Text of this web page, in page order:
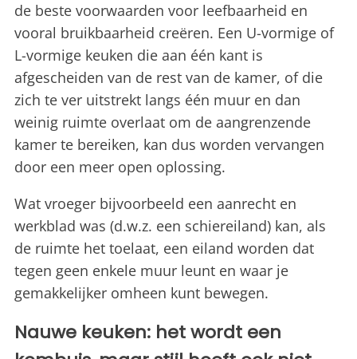
de beste voorwaarden voor leefbaarheid en
vooral bruikbaarheid creëren. Een U-vormige of
L-vormige keuken die aan één kant is
afgescheiden van de rest van de kamer, of die
zich te ver uitstrekt langs één muur en dan
weinig ruimte overlaat om de aangrenzende
kamer te bereiken, kan dus worden vervangen
door een meer open oplossing.
Wat vroeger bijvoorbeeld een aanrecht en
werkblad was (d.w.z. een schiereiland) kan, als
de ruimte het toelaat, een eiland worden dat
tegen geen enkele muur leunt en waar je
gemakkelijker omheen kunt bewegen.
Nauwe keuken: het wordt een